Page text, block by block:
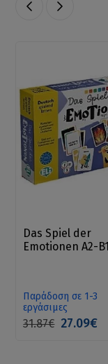
Das Spiel der
Emotionen A2-B1
Παράδοση σε 1-3
εργάσιμες
31.87€ 27.09€